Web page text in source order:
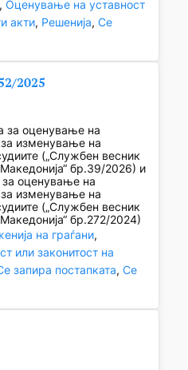
Оценување на уставност
акти, Решенија, Се
2025
за оценување на
изменување на
(„Службен весник
бр.39/2026) и
оценување на
изменување на
(„Службен весник
бр.272/2024)
на граѓани
или законитост на
запира постапката, Се